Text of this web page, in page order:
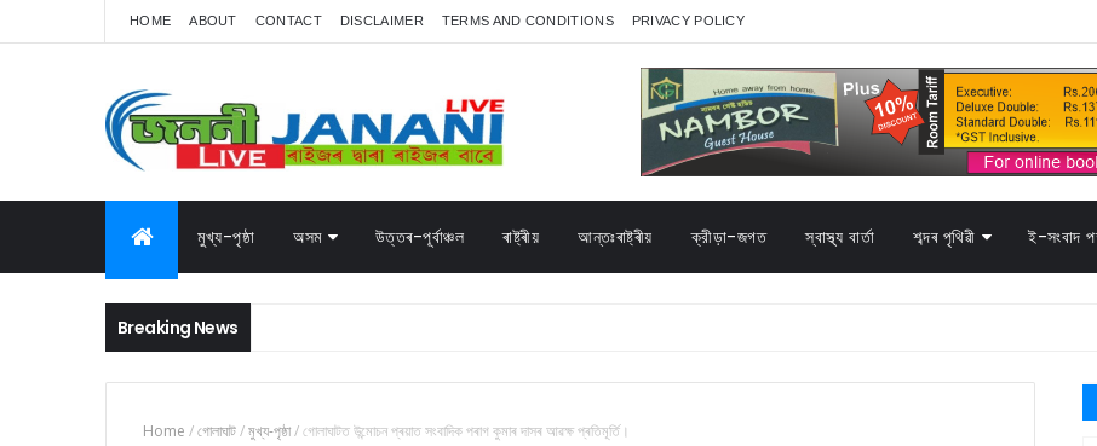
HOME ABOUT CONTACT DISCLAIMER TERMS AND CONDITIONS PRIVACY POLICY
মুখ্য-পৃষ্ঠা অসম উত্তৰ-পূৰ্বাঞ্চল ৰাষ্ট্ৰীয় আন্তঃৰাষ্ট্ৰীয় ক্রীড়া-জগত স্বাস্থ্য বাৰ্তা শব্দৰ পৃথিৱী ই-সংবাদ
Breaking News
Home /গোলাঘাট/মুখ্য-পৃষ্ঠা/গোলাঘাটত উন্মোচন প্ৰয়াত সংবাদিক পৰাগ কুমাৰ দাসৰ আৱক্ষ প্ৰতিমূৰ্তি।